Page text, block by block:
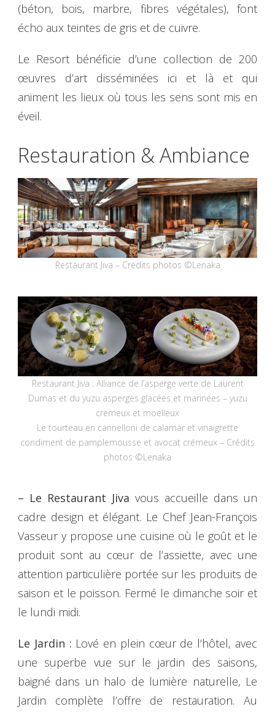
(béton, bois, marbre, fibres végétales), font
écho aux teintes de gris et de cuivre.
Le Resort bénéficie d’une collection de 200
œuvres d’art disséminées ici et là et qui
animent les lieux où tous les sens sont mis en
éveil.
Restauration & Ambiance
Restaurant Jiva – Crédits photos ©Lenaka
Restaurant Jiva : Alliance de l’asperge verte de Laurent
Dumas et du yuzu asperges glacées et marinées – yuzu
cremeux et moelleux
Le tourteau en cannelloni de calamar et vinaigrette
condiment de pamplemousse et avocat crémeux – Crédits
photos ©Lenaka
– Le Restaurant Jiva vous accueille dans un
cadre design et élégant. Le Chef Jean-François
Vasseur y propose une cuisine où le goût et le
produit sont au cœur de l’assiette, avec une
attention particulière portée sur les produits de
saison et le poisson. Fermé le dimanche soir et
le lundi midi.
Le Jardin : Lové en plein cœur de l’hôtel, avec
une superbe vue sur le jardin des saisons,
baigné dans un halo de lumière naturelle, Le
Jardin complète l’offre de restauration. Au